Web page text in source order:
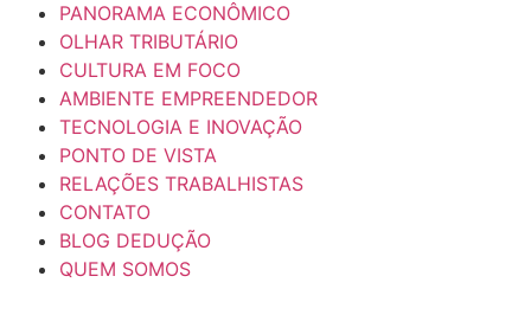
PANORAMA ECONÔMICO
OLHAR TRIBUTÁRIO
CULTURA EM FOCO
AMBIENTE EMPREENDEDOR
TECNOLOGIA E INOVAÇÃO
PONTO DE VISTA
RELAÇÕES TRABALHISTAS
CONTATO
BLOG DEDUÇÃO
QUEM SOMOS